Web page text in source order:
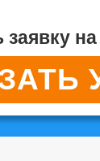
заявку на